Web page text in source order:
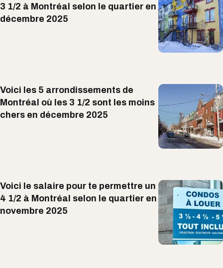
3 1/2 à Montréal selon le quartier en
décembre 2025
Voici les 5 arrondissements de
Montréal où les 3 1/2 sont les moins
chers en décembre 2025
Voici le salaire pour te permettre un
4 1/2 à Montréal selon le quartier en
novembre 2025